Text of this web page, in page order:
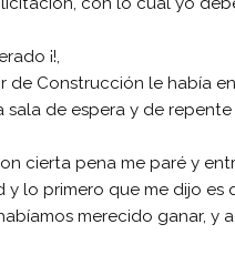
¡!,
de Construcción le había
de espera y de repente
cierta pena me paré y
y lo primero que me dijo
merecido ganar, y